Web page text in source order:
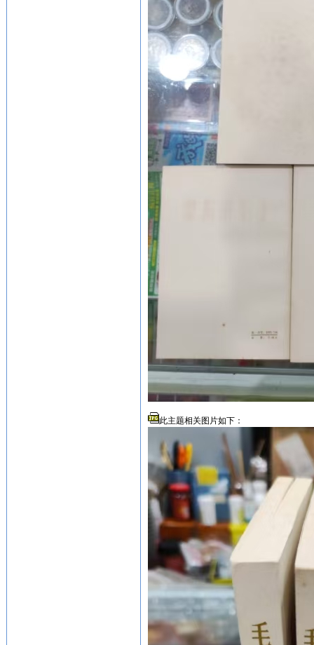
此主题相关图片如下：